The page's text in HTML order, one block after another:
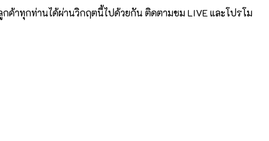
กค้าทุกท่านได้ผ่านวิกฤตนี้ไปด้วยกัน ติดตามชม LIVE และโปรโม